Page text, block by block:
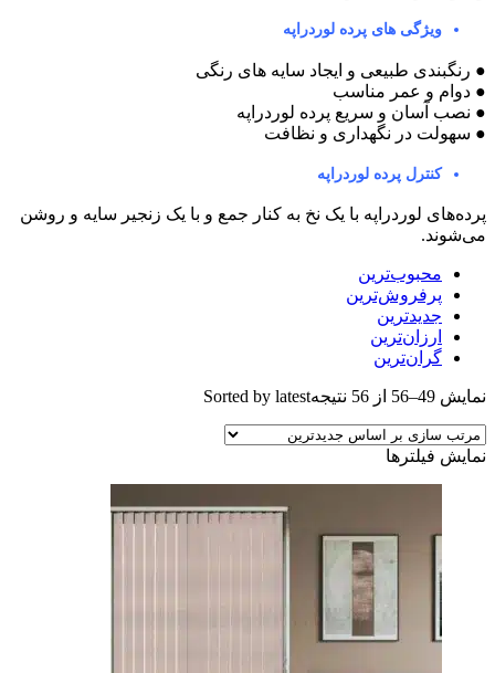
ویژگی های پرده لوردراپه
● رنگبندی طبیعی و ایجاد سایه های رنگی
● دوام و عمر مناسب
● نصب آسان و سريع پرده لوردراپه
● سهولت در نگهداری و نظافت
کنترل پرده لوردراپه
پرده‌های لوردراپه با یک نخ به کنار جمع و با یک زنجیر سایه و روشن
می‌شوند.
محبوب‌ترین
پرفروش‌ترین
جدیدترین
ارزان‌ترین
گران‌ترین
نمایش 49–56 از 56 نتیجه Sorted by latest
نمایش فیلترها